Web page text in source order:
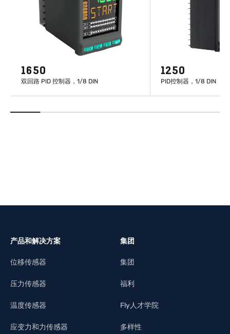
1650
双回路 PID 控制器，1/8 DIN
1250
PID控制器，1/8 DIN
产品和解决方案
位移传感器
压力传感器
温度传感器
应变力和力传感器
集团
集团
福利
Fly人才学院
多样性